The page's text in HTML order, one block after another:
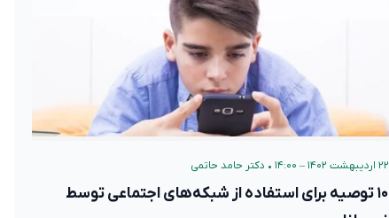
۲۲ اردیبهشت ۱۴۰۲ – ۱۴:۰۰ • دکتر حامد حاتمی
۱۰ توصیه برای استفاده از شبکه‌های اجتماعی توسط